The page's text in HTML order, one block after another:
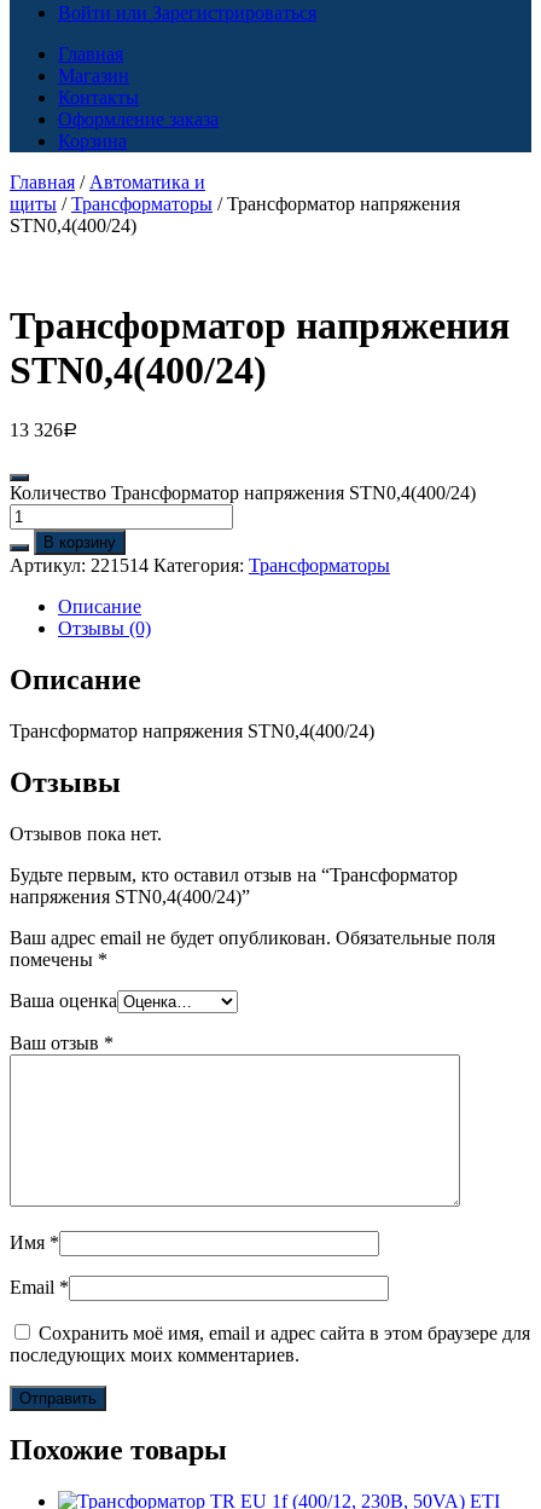
Войти или Зарегистрироваться
Главная
Магазин
Контакты
Оформление заказа
Корзина
Главная / Автоматика и
щиты /Трансформаторы / Трансформатор напряжения
STN0,4(400/24)
Трансформатор напряжения
STN0,4(400/24)
13 326Р
Количество Трансформатор напряжения STN0,4(400/24)
В корзину
Артикул: 221514 Категория: Трансформаторы
Описание
Отзывы (0)
Описание
Трансформатор напряжения STN0,4(400/24)
Отзывы
Отзывов пока нет.
Будьте первым, кто оставил отзыв на “Трансформатор
напряжения STN0,4(400/24)”
Ваш адрес email не будет опубликован. Обязательные поля
помечены *
Ваша оценка
Ваш отзыв *
Имя *
Email *
Сохранить моё имя, email и адрес сайта в этом браузере для
последующих моих комментариев.
Похожие товары